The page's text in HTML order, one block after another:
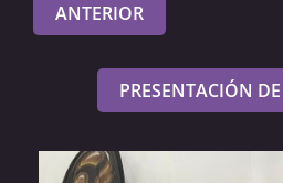
ANTERIOR
PRESENTACIÓN